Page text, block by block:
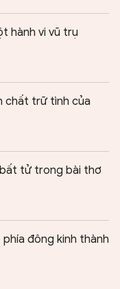
hành vi vũ trụ
chất trữ tình của
tử trong bài thơ
phía đông kinh thành